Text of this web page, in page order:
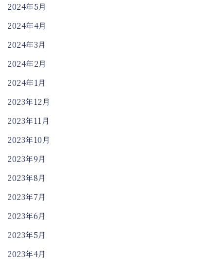
2024年5月
2024年4月
2024年3月
2024年2月
2024年1月
2023年12月
2023年11月
2023年10月
2023年9月
2023年8月
2023年7月
2023年6月
2023年5月
2023年4月